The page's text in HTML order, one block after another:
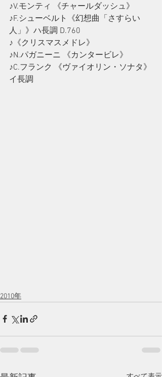
♪V.モンティ 《チャールダッシュ》
♪F.シューベルト《幻想曲「さすらい
人」》ハ長調 D.760
♪《クリスマスメドレ》
♪N.パガニーニ 《カンタービレ》
♪C.フランク 《ヴァイオリン・ソナタ》
イ長調
2010年